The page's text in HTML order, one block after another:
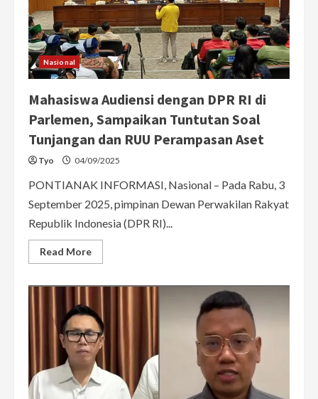
RI
Nasional
Mahasiswa Audiensi dengan DPR RI di
Parlemen, Sampaikan Tuntutan Soal
Tunjangan dan RUU Perampasan Aset
Tyo 04/09/2025
PONTIANAK INFORMASI, Nasional – Pada Rabu, 3
September 2025, pimpinan Dewan Perwakilan Rakyat
Republik Indonesia (DPR RI)...
Read MoreRead
more
Audiensi
dengan
DPR
RI
di
Parlemen,
Sampaikan
Tuntutan
Soal
Tunjangan
dan